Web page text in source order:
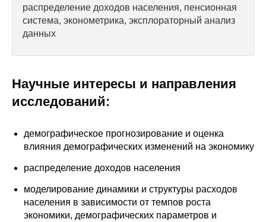
Стандарты оформления
Выпуски
Редакционная этика
Общие требования
Стандарты оформления
распределение доходов населения, пенсионная
система, эконометрика, эксплораторный анализ
данных
Научные интересы и направления
исследований:
демографическое прогнозирование и оценка
влияния демографических изменений на экономику
распределение доходов населения
моделирование динамики и структуры расходов
населения в зависимости от темпов роста
экономики, демографических параметров и